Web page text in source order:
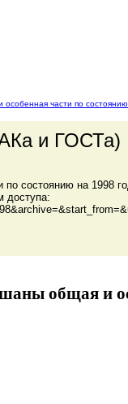
части по
и ГОСТа)
состоянию на 1998
доступа:
общая и